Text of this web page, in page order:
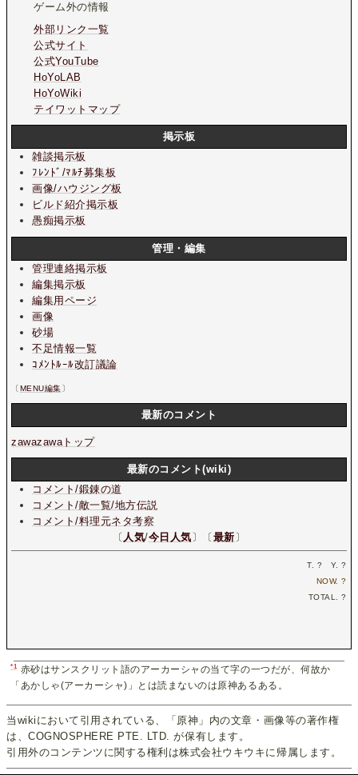
ゲーム外の情報
外部リンク一覧
公式サイト
公式YouTube
HoYoLAB
HoYoWiki
テイワットマップ
掲示板
雑談掲示板
ﾌﾚﾝﾄﾞ/ﾏﾙﾁ募集板
画像/ハウジング板
ビルド紹介掲示板
愚痴掲示板
管理・編集
管理連絡掲示板
編集掲示板
編集用ページ
画像
砂場
不足情報一覧
ｺﾒﾝﾄﾙｰﾙ改訂議論
〔MENU編集〕
最新のコメント
zawazawaトップ
最新のコメント(wiki)
コメント/鍛錬の道
コメント/敵一覧/地方伝説
コメント/料理元ネタ考察
〔 人気/今日人気 〕〔 最新 〕
T. ? Y.?
NOW.?
TOTAL.?
*1 赤砂はサンスクリット語のアーカーシャの当て字の一つだが、何故か
「あかしゃ(アーカーシャ)」とは読まないのは原神あるある。
当wikiにおいて引用されている、「原神」内の文章・画像等の著作権
は、COGNOSPHERE PTE. LTD. が保有します。
引用外のコンテンツに関する権利は株式会社ウキウキに帰属します。